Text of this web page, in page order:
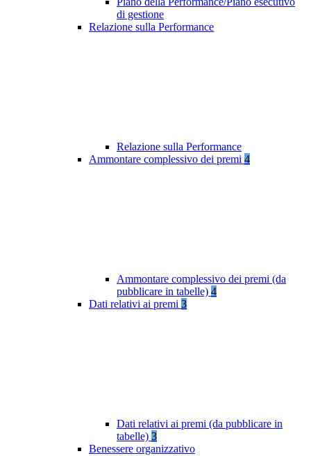
di gestione
Relazione sulla Performance
Relazione sulla Performance
Ammontare complessivo dei premi 4
Ammontare complessivo dei premi (da
pubblicare in tabelle) 4
Dati relativi ai premi 3
Dati relativi ai premi (da pubblicare in
tabelle) 3
Benessere organizzativo